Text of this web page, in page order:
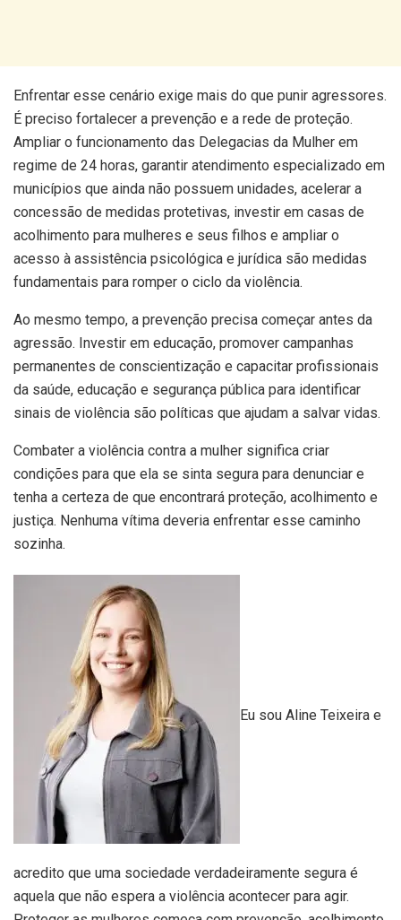
Enfrentar esse cenário exige mais do que punir agressores.
É preciso fortalecer a prevenção e a rede de proteção.
Ampliar o funcionamento das Delegacias da Mulher em
regime de 24 horas, garantir atendimento especializado em
municípios que ainda não possuem unidades, acelerar a
concessão de medidas protetivas, investir em casas de
acolhimento para mulheres e seus filhos e ampliar o
acesso à assistência psicológica e jurídica são medidas
fundamentais para romper o ciclo da violência.
Ao mesmo tempo, a prevenção precisa começar antes da
agressão. Investir em educação, promover campanhas
permanentes de conscientização e capacitar profissionais
da saúde, educação e segurança pública para identificar
sinais de violência são políticas que ajudam a salvar vidas.
Combater a violência contra a mulher significa criar
condições para que ela se sinta segura para denunciar e
tenha a certeza de que encontrará proteção, acolhimento e
justiça. Nenhuma vítima deveria enfrentar esse caminho
sozinha.
Eu sou Aline Teixeira e
acredito que uma sociedade verdadeiramente segura é
aquela que não espera a violência acontecer para agir.